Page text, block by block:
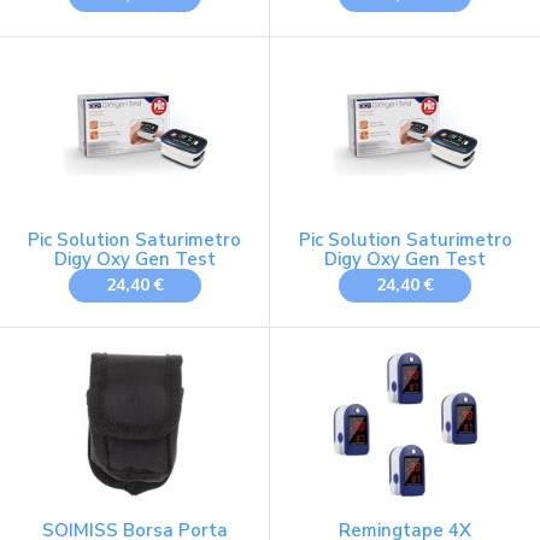
Display OLED a colori
con display a COLORI
Pic Solution Saturimetro
Digy Oxy Gen Test
24,40 €
Pic Solution Saturimetro
Digy Oxy Gen Test
24,40 €
SOIMISS Borsa Porta
Remingtape 4X